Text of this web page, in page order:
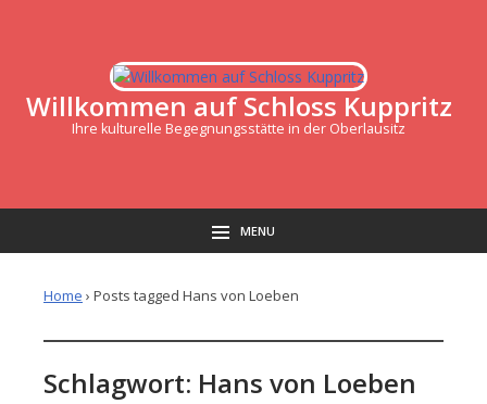
Willkommen auf Schloss Kuppritz
Ihre kulturelle Begegnungsstätte in der Oberlausitz
MENU
Home › Posts tagged Hans von Loeben
Schlagwort: Hans von Loeben